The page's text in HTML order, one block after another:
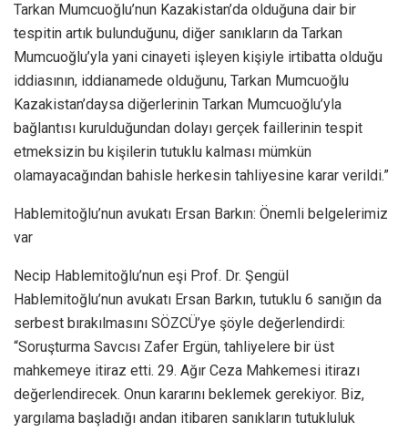
Tarkan Mumcuoğlu’nun Kazakistan’da olduğuna dair bir
tespitin artık bulunduğunu, diğer sanıkların da Tarkan
Mumcuoğlu’yla yani cinayeti işleyen kişiyle irtibatta olduğu
iddiasının, iddianamede olduğunu, Tarkan Mumcuoğlu
Kazakistan’daysa diğerlerinin Tarkan Mumcuoğlu’yla
bağlantısı kurulduğundan dolayı gerçek faillerinin tespit
etmeksizin bu kişilerin tutuklu kalması mümkün
olamayacağından bahisle herkesin tahliyesine karar verildi.”
Hablemitoğlu’nun avukatı Ersan Barkın: Önemli belgelerimiz
var
Necip Hablemitoğlu’nun eşi Prof. Dr. Şengül
Hablemitoğlu’nun avukatı Ersan Barkın, tutuklu 6 sanığın da
serbest bırakılmasını SÖZCÜ’ye şöyle değerlendirdi:
“Soruşturma Savcısı Zafer Ergün, tahliyelere bir üst
mahkemeye itiraz etti. 29. Ağır Ceza Mahkemesi itirazı
değerlendirecek. Onun kararını beklemek gerekiyor. Biz,
yargılama başladığı andan itibaren sanıkların tutukluluk